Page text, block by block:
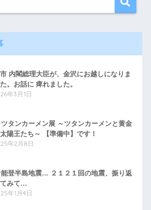
内閣総理大臣が、金沢にお越しになりま
。お話に 痺れました。
年3月1日
ツタンカーメン展 ～ツタンカーメンと黄金
陽王たち～ 【準備中】です！
年2月8日
能登半島地震… ２１２１回の地震、振り返
てみて…
年1月4日